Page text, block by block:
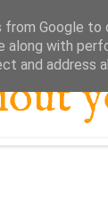
Google to
along with
and address